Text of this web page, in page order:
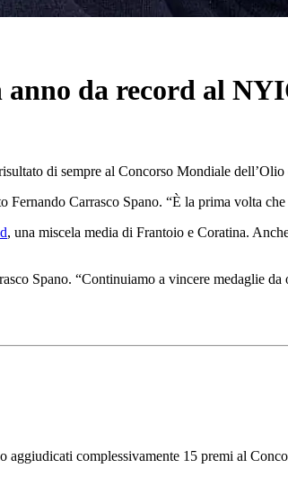
anno da record al
di sempre al Concorso Mondiale
Fernando Carrasco Spano. “È la prima volta
, una miscela media di Frantoio e Coratina.
Spano. “Continuiamo a vincere medaglie da
complessivamente 15 premi al